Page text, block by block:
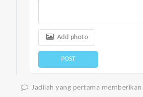
Add photo
POST
Jadilah yang pertama